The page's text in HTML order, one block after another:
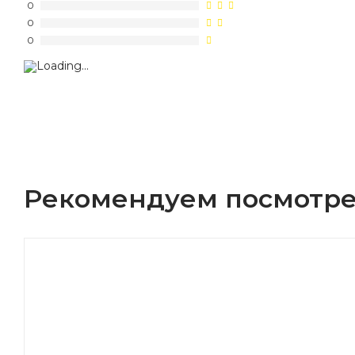
0
0
0
Рекомендуем